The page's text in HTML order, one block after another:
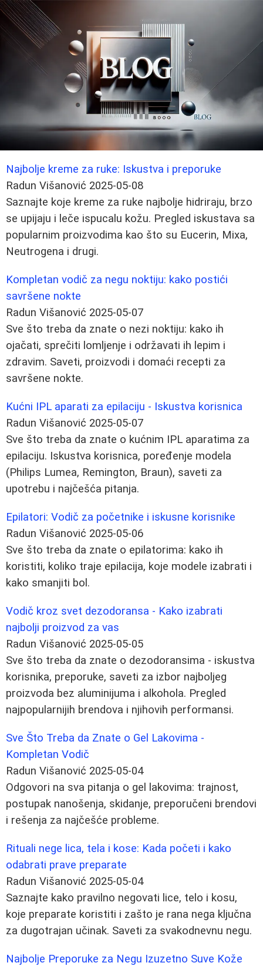
Najbolje kreme za ruke: Iskustva i preporuke
Radun Višanović 2025-05-08
Saznajte koje kreme za ruke najbolje hidriraju, brzo
se upijaju i leče ispucalu kožu. Pregled iskustava sa
popularnim proizvodima kao što su Eucerin, Mixa,
Neutrogena i drugi.
Kompletan vodič za negu noktiju: kako postići
savršene nokte
Radun Višanović 2025-05-07
Sve što treba da znate o nezi noktiju: kako ih
ojačati, sprečiti lomljenje i održavati ih lepim i
zdravim. Saveti, proizvodi i domaći recepti za
savršene nokte.
Kućni IPL aparati za epilaciju - Iskustva korisnica
Radun Višanović 2025-05-07
Sve što treba da znate o kućnim IPL aparatima za
epilaciju. Iskustva korisnica, poređenje modela
(Philips Lumea, Remington, Braun), saveti za
upotrebu i najčešća pitanja.
Epilatori: Vodič za početnike i iskusne korisnike
Radun Višanović 2025-05-06
Sve što treba da znate o epilatorima: kako ih
koristiti, koliko traje epilacija, koje modele izabrati i
kako smanjiti bol.
Vodič kroz svet dezodoransa - Kako izabrati
najbolji proizvod za vas
Radun Višanović 2025-05-05
Sve što treba da znate o dezodoransima - iskustva
korisnika, preporuke, saveti za izbor najboljeg
proizvoda bez aluminijuma i alkohola. Pregled
najpopularnijih brendova i njihovih performansi.
Sve Što Treba da Znate o Gel Lakovima -
Kompletan Vodič
Radun Višanović 2025-05-04
Odgovori na sva pitanja o gel lakovima: trajnost,
postupak nanošenja, skidanje, preporučeni brendovi
i rešenja za najčešće probleme.
Rituali nege lica, tela i kose: Kada početi i kako
odabrati prave preparate
Radun Višanović 2025-05-04
Saznajte kako pravilno negovati lice, telo i kosu,
koje preparate koristiti i zašto je rana nega ključna
za dugotrajan učinak. Saveti za svakodnevnu negu.
Najbolje Preporuke za Negu Izuzetno Suve Kože